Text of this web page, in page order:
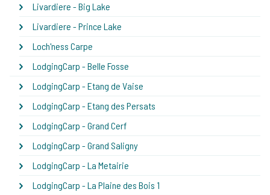
Livardiere - Big Lake
Livardiere - Prince Lake
Loch'ness Carpe
LodgingCarp - Belle Fosse
LodgingCarp - Etang de Vaise
LodgingCarp - Etang des Persats
LodgingCarp - Grand Cerf
LodgingCarp - Grand Saligny
LodgingCarp - La Metairie
LodgingCarp - La Plaine des Bois 1